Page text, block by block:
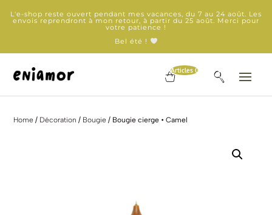
L'e-shop reste ouvert pendant mes vacances, du 7 au 24 août. Les
envois reprendront à mon retour, à partir du 25 août. Merci pour
votre patience !
Bel été !
Articles 0
Home / Décoration / Bougie / Bougie cierge • Camel